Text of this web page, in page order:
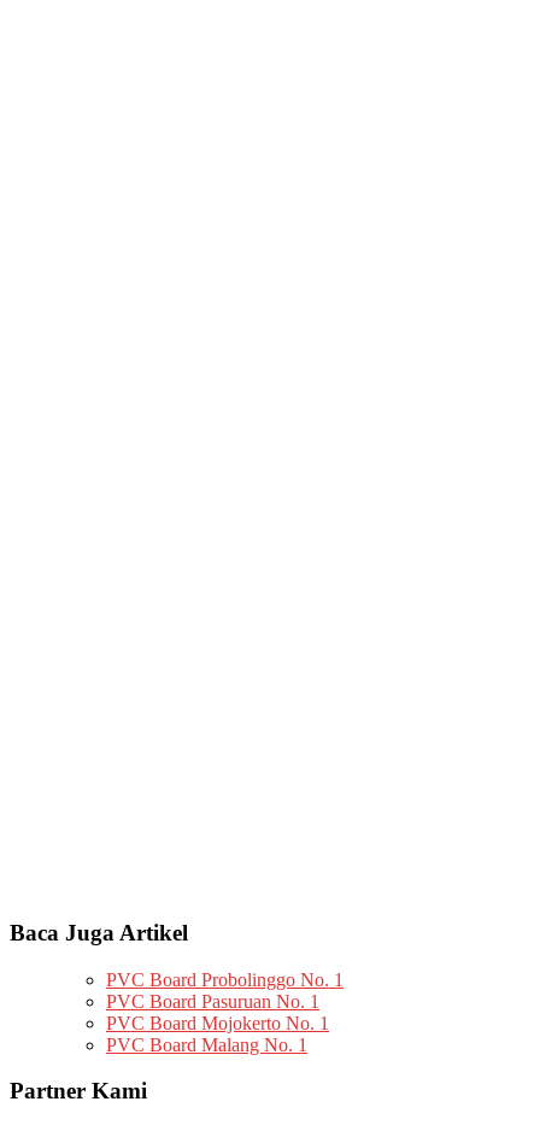
Baca Juga Artikel
PVC Board Probolinggo No. 1
PVC Board Pasuruan No. 1
PVC Board Mojokerto No. 1
PVC Board Malang No. 1
Partner Kami